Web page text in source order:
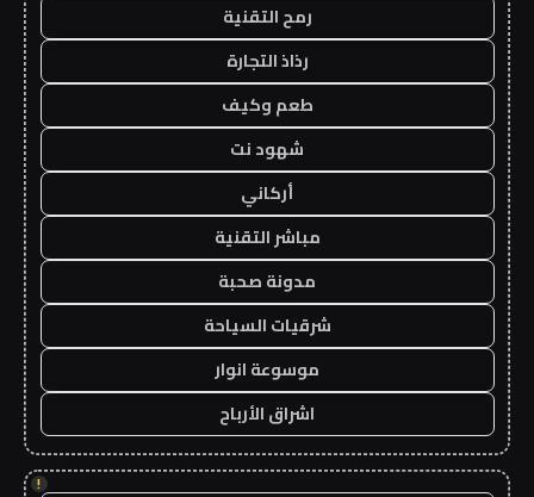
رمح التقنية
رذاذ التجارة
طعم وكيف
شهود نت
أركاني
مباشر التقنية
مدونة صحبة
شرقيات السياحة
موسوعة انوار
اشراق الأرباح
!